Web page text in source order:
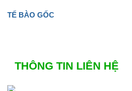
TẾ BÀO GỐC
THÔNG TIN LIÊN HỆ